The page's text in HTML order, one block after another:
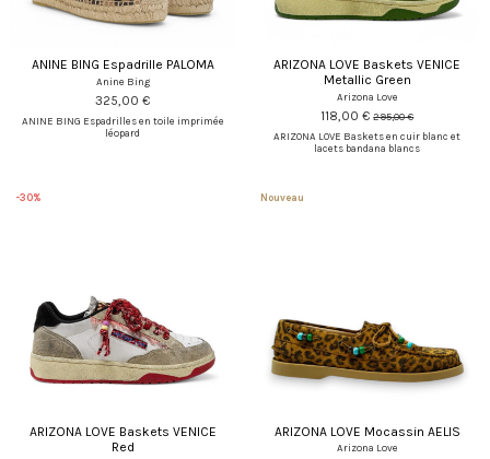
ANINE BING Espadrille PALOMA
Anine Bing
325,00 €
ANINE BING Espadrilles en toile imprimée
léopard
ARIZONA LOVE Baskets VENICE
Metallic Green
Arizona Love
118,00 €295,00 €
ARIZONA LOVE Baskets en cuir blanc et
lacets bandana blancs
-30%
ARIZONA LOVE Baskets VENICE
Red
Nouveau
ARIZONA LOVE Mocassin AELIS
Arizona Love